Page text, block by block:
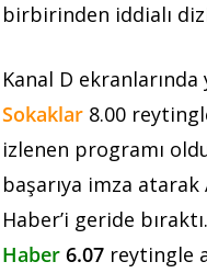
birbirinden iddialı
Kanal D ekranlarında
Sokaklar 8.00
izlenen programı
başarıya imza atarak
Haber’i geride bıraktı.
Haber 6.07 reytingle